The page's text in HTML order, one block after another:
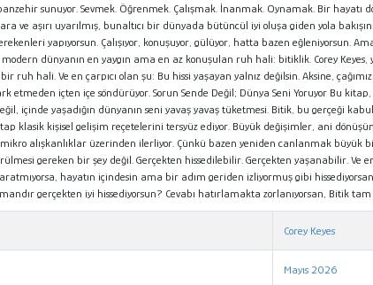
sunuyor. Sevmek. Öğrenmek. Çalışmak. İnanmak. Oynamak. Bir
ve aşırı uyarılmış, bunaltıcı bir dünyada bütüncül iyi oluşa giden yola
yapıyorsun. Çalışıyor, konuşuyor, gülüyor, hatta bazen eğleniyorsun.
dünyanın en yaygın ama en az konuşulan ruh hali: bitiklik. Corey Keyes,
ruh hali. Ve en çarpıcı olan şu: Bu hissi yaşayan yalnız değilsin. Aksine,
etmeden içten içe söndürüyor. Sorun Sende Değil; Dünya Seni Yoruyor Bu
içinde yaşadığın dünyanın seni yavaş yavaş tüketmesi. Bitik, bu gerçeği
klasik kişisel gelişim reçetelerini tersyüz ediyor. Büyük değişimler, ani
alışkanlıklar üzerinden ilerliyor. Çünkü bazen yeniden canlanmak
gereken bir şey değil. Gerçekten hissedilebilir. Gerçekten yaşanabilir. Ve
hayatın içindesin ama bir adım geriden izliyormuş gibi
gerçekten iyi hissediyorsun? Cevabı hatırlamakta zorlanıyorsan, Bitik
Corey Keyes
Mayıs 2026